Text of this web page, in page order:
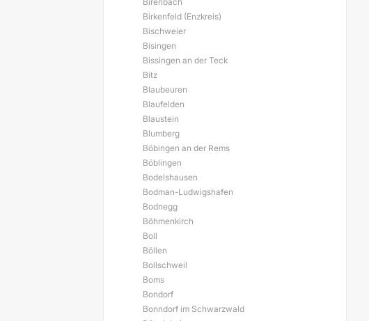
Birkenfeld (Enzkreis)
Bischweier
Bisingen
Bissingen an der Teck
Bitz
Blaubeuren
Blaufelden
Blaustein
Blumberg
Böbingen an der Rems
Böblingen
Bodelshausen
Bodman-Ludwigshafen
Bodnegg
Böhmenkirch
Boll
Böllen
Bollschweil
Boms
Bondorf
Bonndorf im Schwarzwald